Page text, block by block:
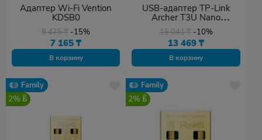
Адаптер Wi-Fi Vention
KDSB0
8 475₸ -15%
7 165₸
В корзину
USB-адаптер TP-Link
Archer T3U Nano
(AC1300) черный
15 041₸ -10%
13 469₸
В корзину
Family
2%
Family
2%